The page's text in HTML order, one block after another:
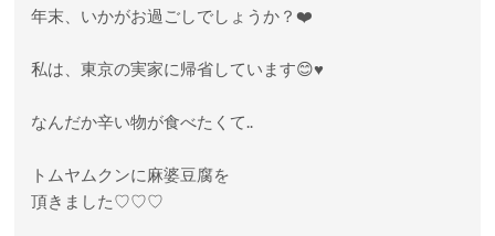
年末、いかがお過ごしでしょうか？❤️
私は、東京の実家に帰省しています😊♥️
なんだか辛い物が食べたくて..
トムヤムクンに麻婆豆腐を
頂きました♡♡♡